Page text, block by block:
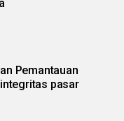
Pemantauan
pasar